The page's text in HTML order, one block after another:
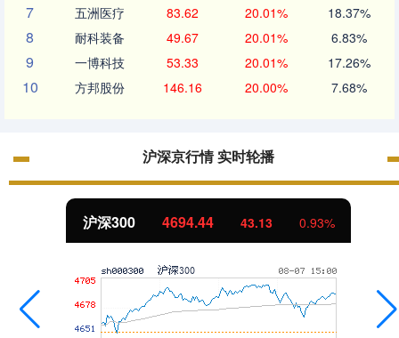
7 五洲医疗 83.62 20.01% 18.37%
8 耐科装备 49.67 20.01% 6.83%
9 一博科技 53.33 20.01% 17.26%
10 方邦股份 146.16 20.00% 7.68%
沪深京行情 实时轮播
沪深300 4694.44 43.13 0.93%